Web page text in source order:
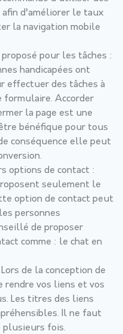
d’améliorer le taux
la navigation mobile
pour les tâches :
handicapées ont
effectuer des tâches à
formulaire. Accorder
la page est une
bénéfique pour tous
conséquence elle peut
options de contact :
seulement le
option de contact peut
personnes
de proposer
comme : le chat en
Lors de la conception de
rendre vos liens et vos
Les titres des liens
Il ne faut
plusieurs fois.